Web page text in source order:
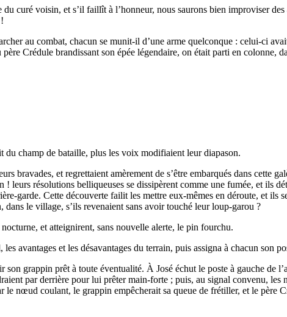
curé voisin, et s’il faillît à l’honneur, nous saurons bien improviser des
au combat, chacun se munit-il d’une arme quelconque : celui-ci
Crédule brandissant son épée légendaire, on était parti en colonne,
du champ de bataille, plus les voix modifiaient leur diapason.
bravades, et regrettaient amèrement de s’être embarqués dans cette
leurs résolutions belliqueuses se dissipèrent comme une fumée, et ils
garde. Cette découverte failit les mettre eux-mêmes en déroute, et ils
le village, s’ils revenaient sans avoir touché leur loup-garou ?
et atteignirent, sans nouvelle alerte, le pin fourchu.
avantages et les désavantages du terrain, puis assigna à chacun son
grappin prêt à toute éventualité. À José échut le poste à gauche de
par derrière pour lui prêter main-forte ; puis, au signal convenu,
le nœud coulant, le grappin empêcherait sa queue de frétiller, et le père